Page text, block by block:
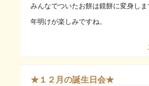
みんなでついたお餅は鏡餅に変身しま
年明けが楽しみですね。
★１２月の誕生日会★